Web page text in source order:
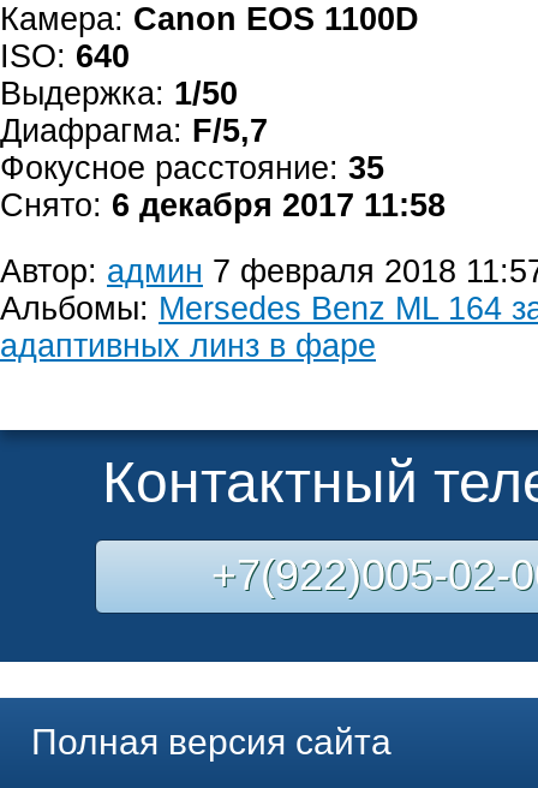
Камера: Canon EOS 1100D
ISO: 640
Выдержка: 1/50
Диафрагма: F/5,7
Фокусное расстояние: 35
Снято: 6 декабря 2017 11:58
Автор: админ 7 февраля 2018
Альбомы: Mersedes Benz ML 164
адаптивных линз в фаре
Контактный
+7(922)005-02-
Полная версия сайта